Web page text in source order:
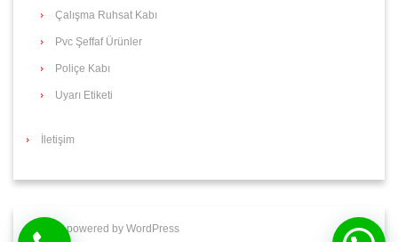
Çalışma Ruhsat Kabı
Pvc Şeffaf Ürünler
Poliçe Kabı
Uyarı Etiketi
İletişim
Proudly powered by WordPress